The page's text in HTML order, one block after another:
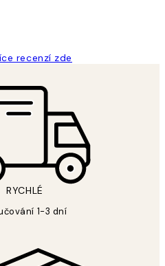
recenzí zde
RYCHLÉ
1-3 dní